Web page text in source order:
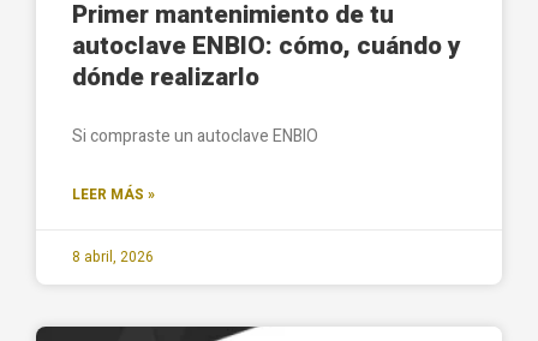
Primer mantenimiento de tu
autoclave ENBIO: cómo, cuándo y
dónde realizarlo
Si compraste un autoclave ENBIO
LEER MÁS »
8 abril, 2026